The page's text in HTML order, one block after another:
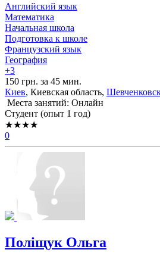
Английский язык
Математика
Начальная школа
Подготовка к школе
Французский язык
География
+3
150 грн. за 45 мин.
Киев, Киевская область,
Места занятий: Онлайн
Cтудент (опыт 1 год)
★★★★
0
Поліщук Ольга